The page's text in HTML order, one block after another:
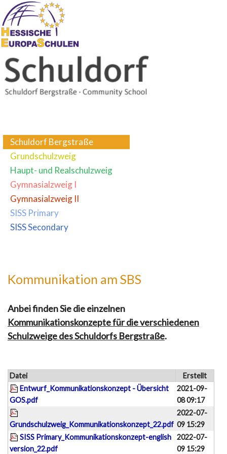
Schuldorf Bergstraße
Grundschulzweig
Haupt- und Realschulzweig
Gymnasialzweig I
Gymnasialzweig II
SISS Primary
SISS Secondary
Kommunikation am SBS
Anbei finden Sie die einzelnen
Kommunikationskonzepte für die verschiedenen
Schulzweige des Schuldorfs Bergstraße.
Datei
Erstellt
Entwurf_Kommunikationskonzept - Übersicht
GOS.pdf
2021-09-
08 09:17
Grundschulzweig_Kommunikationskonzept_22.pdf
2022-07-
09 15:29
SISS Primary_Kommunikationskonzept-english
version_22.pdf
2022-07-
09 15:29